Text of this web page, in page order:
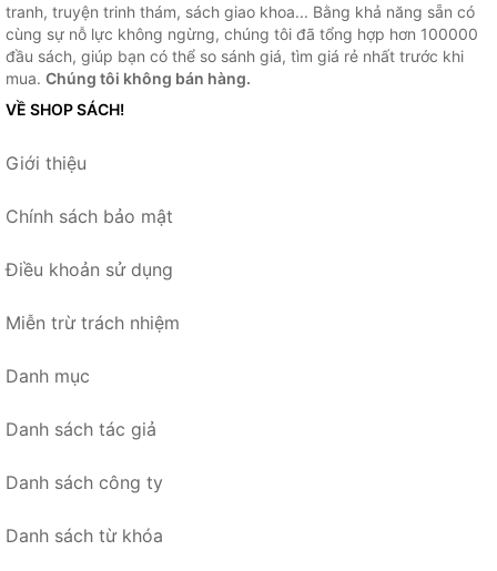
tranh, truyện trinh thám, sách giao khoa... Bằng khả năng sẵn có
cùng sự nỗ lực không ngừng, chúng tôi đã tổng hợp hơn 100000
đầu sách, giúp bạn có thể so sánh giá, tìm giá rẻ nhất trước khi
mua. Chúng tôi không bán hàng.
VỀ SHOP SÁCH!
Giới thiệu
Chính sách bảo mật
Điều khoản sử dụng
Miễn trừ trách nhiệm
Danh mục
Danh sách tác giả
Danh sách công ty
Danh sách từ khóa